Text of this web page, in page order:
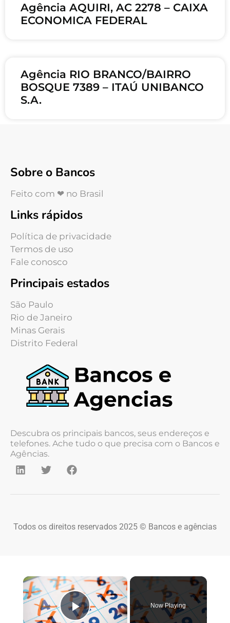
Agência AQUIRI, AC 2278 – CAIXA
ECONOMICA FEDERAL
Agência RIO BRANCO/BAIRRO
BOSQUE 7389 – ITAÚ UNIBANCO
S.A.
Sobre o Bancos
Feito com ❤ no Brasil
Links rápidos
Política de privacidade
Termos de uso
Fale conosco
Principais estados
São Paulo
Rio de Janeiro
Minas Gerais
Distrito Federal
Descubra os principais bancos, seus endereços e
telefones. Ache tudo o que precisa com o Bancos e
Agências.
Todos os direitos reservados 2025 © Bancos e agências
×
Now Playing